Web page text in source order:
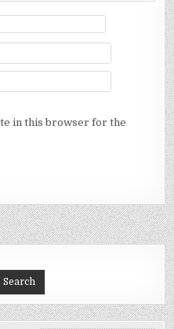
in this browser for the
Search